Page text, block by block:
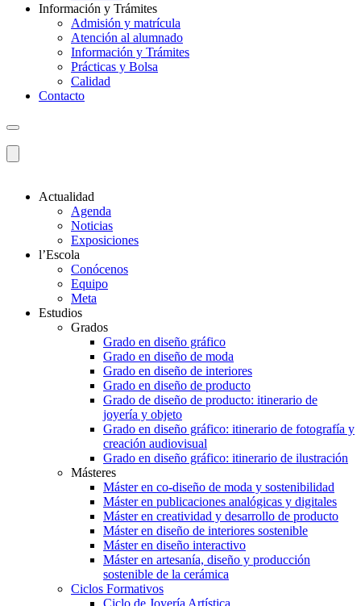
Información y Trámites
Admisión y matrícula
Atención al alumnado
Información y Trámites
Prácticas y Bolsa
Calidad
Contacto
Actualidad
Agenda
Noticias
Exposiciones
l’Escola
Conócenos
Equipo
Meta
Estudios
Grados
Grado en diseño gráfico
Grado en diseño de moda
Grado en diseño de interiores
Grado en diseño de producto
Grado de diseño de producto: itinerario de
joyería y objeto
Grado en diseño gráfico: itinerario de fotografía y
creación audiovisual
Grado en diseño gráfico: itinerario de ilustración
Másteres
Máster en co-diseño de moda y sostenibilidad
Máster en publicaciones analógicas y digitales
Máster en creatividad y desarrollo de producto
Máster en diseño de interiores sostenible
Máster en diseño interactivo
Máster en artesanía, diseño y producción
sostenible de la cerámica
Ciclos Formativos
Ciclo de Joyería Artística